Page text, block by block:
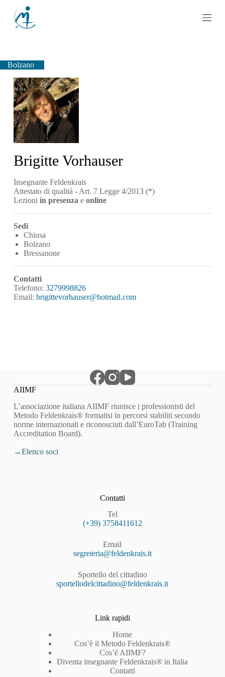
l
o
n
n
u
o
Bolzano
Brigitte Vorhauser
Insegnante Feldenkrais
Attestato di qualità - Art. 7 Legge 4/2013 (*)
Lezioni in presenza e online
Sedi
Chiusa
Bolzano
Bressanone
Contatti
Telefono: 3279998826
Email: brigittevorhauser@hotmail.com
AIIMF
L’associazione italiana AIIMF riunisce i professionisti del
Metodo Feldenkrais® formatisi in percorsi stabiliti secondo
norme internazionali e riconosciuti dall’EuroTab (Training
Accreditation Board).
Elenco soci
Contatti
Tel
(+39) 3758411612
Email
segreteria@feldenkrais.it
Sportello del cittadino
sportellodelcittadino@feldenkrais.it
Link rapidi
Home
Cos’è il Metodo Feldenkrais®
Cos’è AIIMF?
Diventa insegnante Feldenkrais® in Italia
Contatti